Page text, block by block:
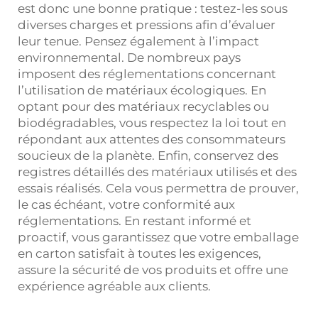
est donc une bonne pratique : testez-les sous
diverses charges et pressions afin d’évaluer
leur tenue. Pensez également à l’impact
environnemental. De nombreux pays
imposent des réglementations concernant
l’utilisation de matériaux écologiques. En
optant pour des matériaux recyclables ou
biodégradables, vous respectez la loi tout en
répondant aux attentes des consommateurs
soucieux de la planète. Enfin, conservez des
registres détaillés des matériaux utilisés et des
essais réalisés. Cela vous permettra de prouver,
le cas échéant, votre conformité aux
réglementations. En restant informé et
proactif, vous garantissez que votre emballage
en carton satisfait à toutes les exigences,
assure la sécurité de vos produits et offre une
expérience agréable aux clients.